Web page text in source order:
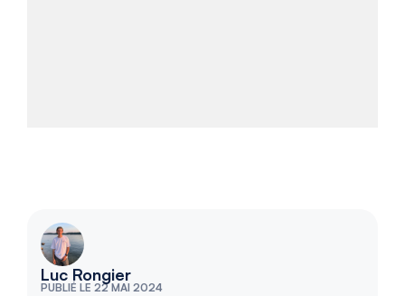
Luc Rongier
PUBLIÉ LE 22 MAI 2024